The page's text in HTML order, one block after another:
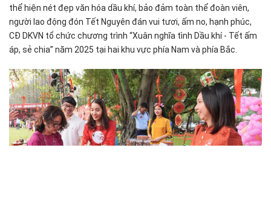
thể hiện nét đẹp văn hóa dầu khí, bảo đảm toàn thể đoàn viên,
người lao động đón Tết Nguyên đán vui tươi, ấm no, hạnh phúc,
CĐ DKVN tổ chức chương trình “Xuân nghĩa tình Dầu khí - Tết ấm
áp, sẻ chia” năm 2025 tại hai khu vực phía Nam và phía Bắc.